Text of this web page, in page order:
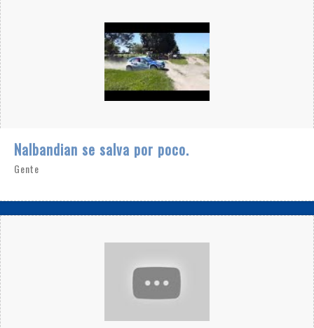
Nalbandian se salva por poco.
Gente